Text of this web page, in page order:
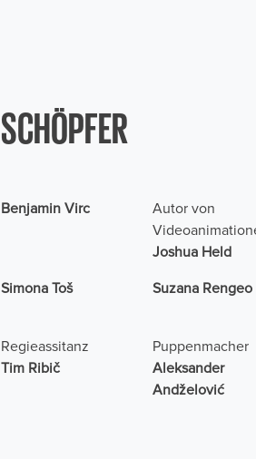
SCHÖPFER
Benjamin Virc
Autor von
Joshua Held
Simona Toš Suzana Rengeo
Regieassitanz
Tim Ribič
Puppenmacher
Aleksander
Andželović